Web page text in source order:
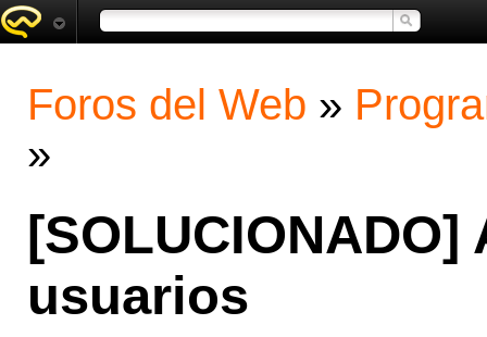
Foros del Web »
»
usuarios